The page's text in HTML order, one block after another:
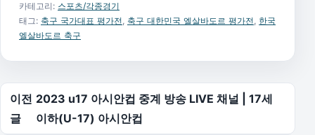
카테고리: 스포츠/각종경기
태그: 축구 국가대표 평가전, 축구 대한민국 엘살바도르 평가전, 한국
엘살바도르 축구
글 탐색
이전
글
2023 u17 아시안컵 중계 방송 LIVE 채널 | 17세
이하(U-17) 아시안컵